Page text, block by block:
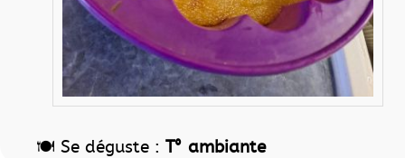
🍽️ Se déguste : T° ambiante